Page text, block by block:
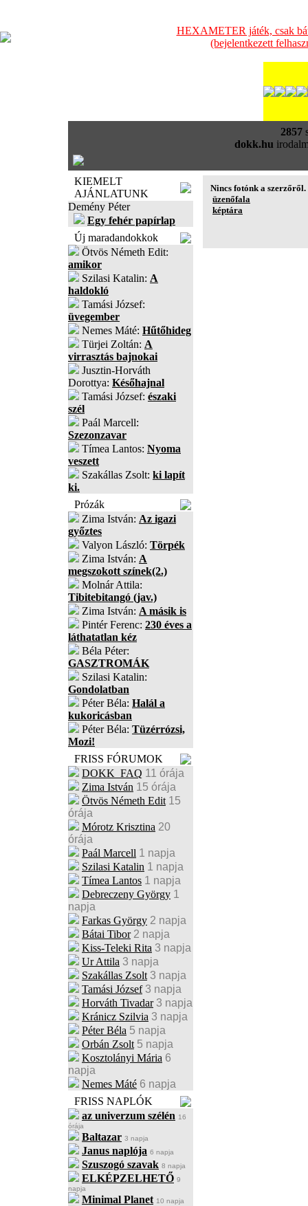
HEXAMETER játék, csak
(bejelentkezett
2857
dokk.hu
KIEMELT
AJÁNLATUNK
Demény Péter
Egy fehér papírlap
Új maradandokkok
Ötvös Németh Edit:
amikor
Szilasi Katalin: A
haldokló
Tamási József:
üvegember
Nemes Máté: Hűtőhideg
Türjei Zoltán: A
virrasztás bajnokai
Jusztin-Horváth
Dorottya: Későhajnal
Tamási József: északi
szél
Paál Marcell:
Szezonzavar
Tímea Lantos: Nyoma
veszett
Szakállas Zsolt: ki lapít
ki.
Prózák
Zima István: Az igazi
győztes
Valyon László: Törpék
Zima István: A
megszokott színek(2.)
Molnár Attila:
Tibitebitangó (jav.)
Zima István: A másik is
Pintér Ferenc: 230 éves a
láthatatlan kéz
Béla Péter:
GASZTROMÁK
Szilasi Katalin:
Gondolatban
Péter Béla: Halál a
kukoricásban
Péter Béla: Tüzérrózsi,
Mozi!
FRISS FÓRUMOK
DOKK_FAQ 11 órája
Zima István 15 órája
Ötvös Németh Edit 15
órája
Mórotz Krisztina 20
órája
Paál Marcell 1 napja
Szilasi Katalin 1 napja
Tímea Lantos 1 napja
Debreczeny György 1
napja
Farkas György 2 napja
Bátai Tibor 2 napja
Kiss-Teleki Rita 3 napja
Ur Attila 3 napja
Szakállas Zsolt 3 napja
Tamási József 3 napja
Horváth Tivadar 3 napja
Kránicz Szilvia 3 napja
Péter Béla 5 napja
Orbán Zsolt 5 napja
Kosztolányi Mária 6
napja
Nemes Máté 6 napja
FRISS NAPLÓK
az univerzum szélén 16
órája
Baltazar 3 napja
Janus naplója 6 napja
Szuszogó szavak 8 napja
ELKÉPZELHETŐ 9
napja
Minimal Planet 10 napja
Nincs fotónk a szerzőről.
üzenőfala
képtára